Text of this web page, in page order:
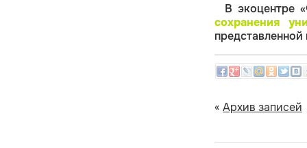
В экоцентре
сохранения
« Архив записей